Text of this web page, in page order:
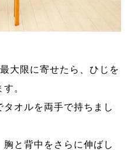
大限に寄せたら、ひじを
。
オルを両手で持ちまし
と背中をさらに伸ばし